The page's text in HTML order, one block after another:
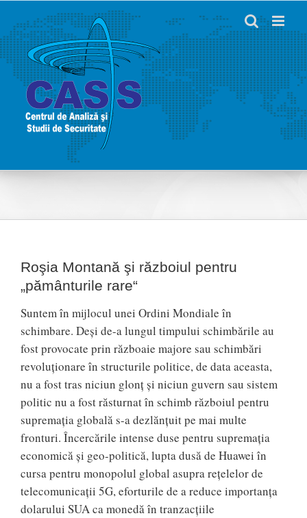
content
Roşia Montană şi războiul pentru
„pământurile rare“
Suntem în mijlocul unei Ordini Mondiale în
schimbare. Deşi de-a lungul timpului schimbările au
fost provocate prin războaie majore sau schimbări
revoluţionare în structurile politice, de data aceasta,
nu a fost tras niciun glonţ şi niciun guvern sau sistem
politic nu a fost răsturnat în schimb războiul pentru
supremaţia globală s-a dezlănţuit pe mai multe
fronturi. Încercările intense duse pentru supremaţia
economică şi geo-politică, lupta dusă de Huawei în
cursa pentru monopolul global asupra reţelelor de
telecomunicaţii 5G, eforturile de a reduce importanţa
dolarului SUA ca monedă în tranzacţiile